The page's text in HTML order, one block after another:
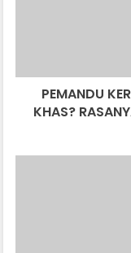
PERLU
PERTIMBANGAN
WARAS.
PEMANDU
KHAS?